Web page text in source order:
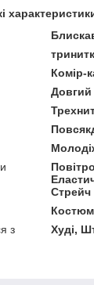
Комір-
Довгий
Стрейч
з
Худі,